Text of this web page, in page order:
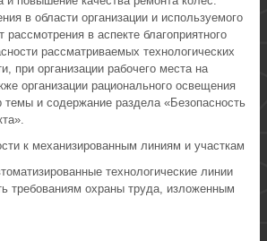
в области организации и используемого
в аспекте благоприятного
рассматриваемых технологических
при организации рабочего места на
организации рационального освещения
темы и содержание раздела «Безопасность
к механизированным линиям и участкам
технологические линии
требованиям охраны труда, изложенным